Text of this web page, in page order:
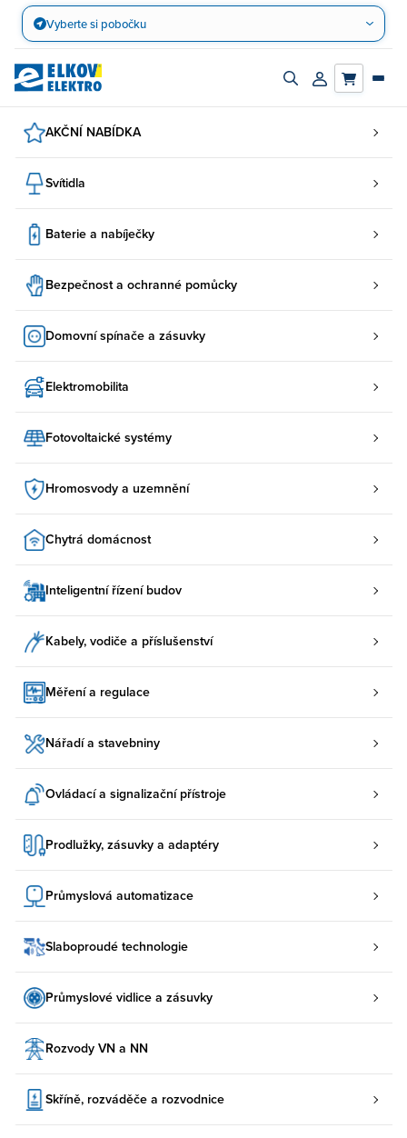
Přejít
obsah
Vyberte si pobočku
Zapnout/vypnout
Přihlásit/
AKČNÍ NABÍDKA
Svítidla
Baterie a nabíječky
Bezpečnost a ochranné pomůcky
Domovní spínače a zásuvky
Elektromobilita
Fotovoltaické systémy
Hromosvody a uzemnění
Chytrá domácnost
Inteligentní řízení budov
Kabely, vodiče a příslušenství
Měření a regulace
Nářadí a stavebniny
Ovládací a signalizační přístroje
Prodlužky, zásuvky a adaptéry
Průmyslová automatizace
Slaboproudé technologie
Průmyslové vidlice a zásuvky
Rozvody VN a NN
Skříně, rozváděče a rozvodnice